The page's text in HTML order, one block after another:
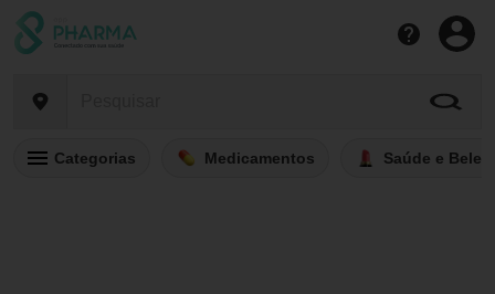
Categorias Medicamentos Saúde e